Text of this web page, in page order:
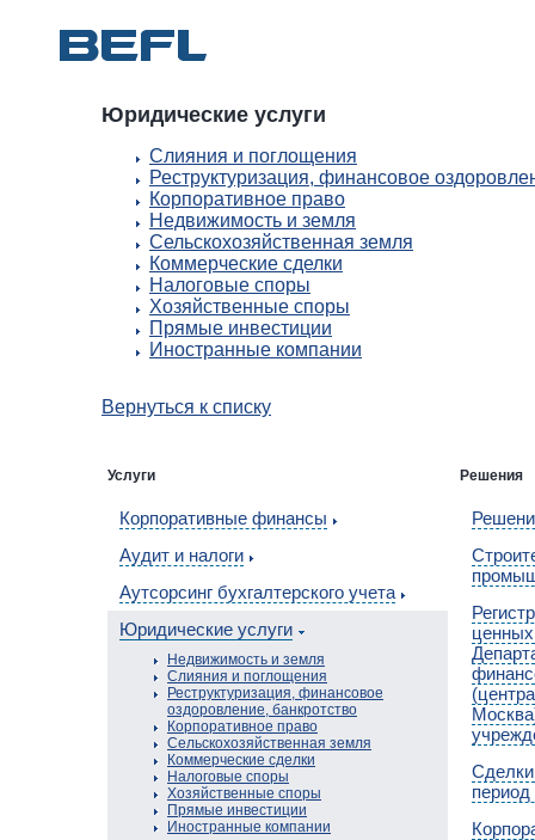
Юридические услуги
Слияния и поглощения
Реструктуризация, финансовое
Корпоративное право
Недвижимость и земля
Сельскохозяйственная земля
Коммерческие сделки
Налоговые споры
Хозяйственные споры
Прямые инвестиции
Иностранные компании
Вернуться к списку
Услуги
Корпоративные финансы
Аудит и налоги
Аутсорсинг бухгалтерского учета
Юридические услуги
Недвижимость и земля
Слияния и поглощения
Реструктуризация, финансовое
оздоровление, банкротство
Корпоративное право
Сельскохозяйственная земля
Коммерческие сделки
Налоговые споры
Хозяйственные споры
Прямые инвестиции
Иностранные компании
Решения
период